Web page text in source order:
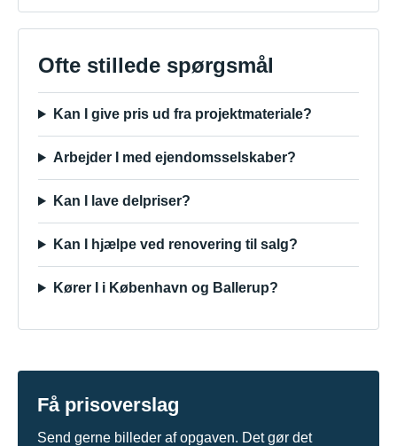
Ofte stillede spørgsmål
Kan I give pris ud fra projektmateriale?
Arbejder I med ejendomsselskaber?
Kan I lave delpriser?
Kan I hjælpe ved renovering til salg?
Kører I i København og Ballerup?
Få prisoverslag
Send gerne billeder af opgaven. Det gør det